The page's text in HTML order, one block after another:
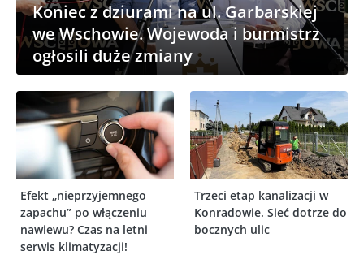
Koniec z dziurami na ul. Garbarskiej
we Wschowie. Wojewoda i burmistrz
ogłosili duże zmiany
Efekt „nieprzyjemnego
zapachu” po włączeniu
nawiewu? Czas na letni
serwis klimatyzacji!
Trzeci etap kanalizacji w
Konradowie. Sieć dotrze do
bocznych ulic